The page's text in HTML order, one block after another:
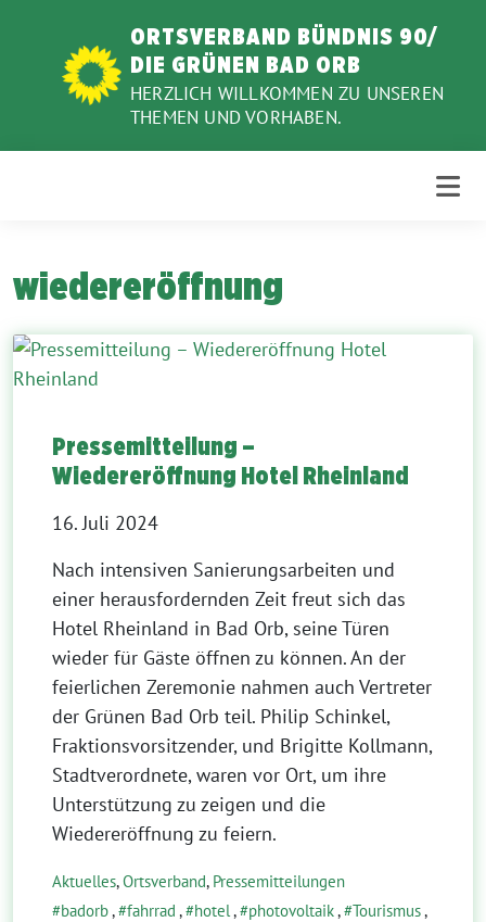
ORTSVERBAND BÜNDNIS 90/
DIE GRÜNEN BAD ORB
HERZLICH WILLKOMMEN ZU UNSEREN
THEMEN UND VORHABEN.
wiedereröffnung
Pressemitteilung –
Wiedereröffnung Hotel Rheinland
16. Juli 2024
Nach intensiven Sanierungsarbeiten und
einer herausfordernden Zeit freut sich das
Hotel Rheinland in Bad Orb, seine Türen
wieder für Gäste öffnen zu können. An der
feierlichen Zeremonie nahmen auch Vertreter
der Grünen Bad Orb teil. Philip Schinkel,
Fraktionsvorsitzender, und Brigitte Kollmann,
Stadtverordnete, waren vor Ort, um ihre
Unterstützung zu zeigen und die
Wiedereröffnung zu feiern.
Aktuelles,Ortsverband, Pressemitteilungen
badorb, fahrrad , hotel, photovoltaik, Tourismus,